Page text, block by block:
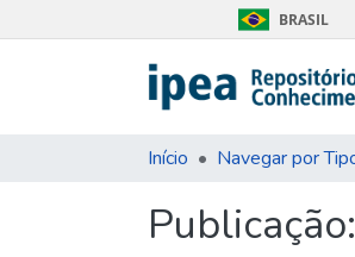
BRASIL
Início
Publicação: